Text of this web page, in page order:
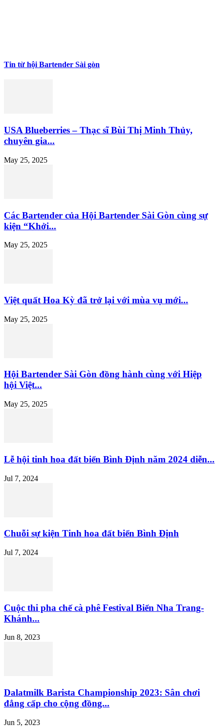
Tin từ hội Bartender Sài gòn
USA Blueberries – Thạc sĩ Bùi Thị Minh Thủy,
chuyên gia...
May 25, 2025
Các Bartender của Hội Bartender Sài Gòn cùng sự
kiện “Khởi...
May 25, 2025
Việt quất Hoa Kỳ đã trở lại với mùa vụ mới...
May 25, 2025
Hội Bartender Sài Gòn đồng hành cùng với Hiệp
hội Việt...
May 25, 2025
Lễ hội tinh hoa đất biển Bình Định năm 2024 diễn...
Jul 7, 2024
Chuỗi sự kiện Tinh hoa đất biển Bình Định
Jul 7, 2024
Cuộc thi pha chế cà phê Festival Biển Nha Trang-
Khánh...
Jun 8, 2023
Dalatmilk Barista Championship 2023: Sân chơi
đẳng cấp cho cộng đồng...
Jun 5, 2023